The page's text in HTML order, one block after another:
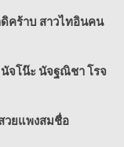
คร้าบ สาวไทอินคน
จโน๊ะ นัจฐณิชา โรจ
วยแพงสมชื่อ